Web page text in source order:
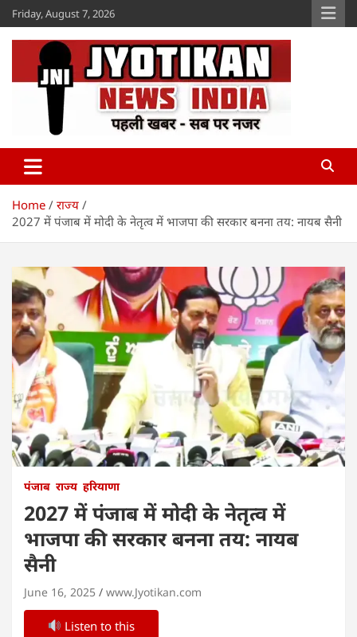
Skip
to
content
Friday, August 7, 2026
Jyotikan
Home
राज्य
2027 में पंजाब में मोदी के नेतृत्व में भाजपा की सरकार बनना तय: नायब सैनी
पंजाब राज्य हरियाणा
2027 में पंजाब में मोदी के नेतृत्व में
भाजपा की सरकार बनना तय: नायब
सैनी
June 16, 2025 www.Jyotikan.com
Listen to this